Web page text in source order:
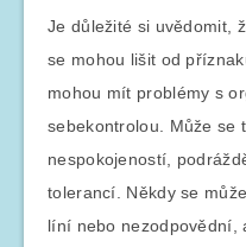
Je důležité si uvědomit,
se mohou lišit od
mohou mít problémy s
sebekontrolou. Může se
nespokojeností,
tolerancí. Někdy se
líní nebo nezodpovědní,